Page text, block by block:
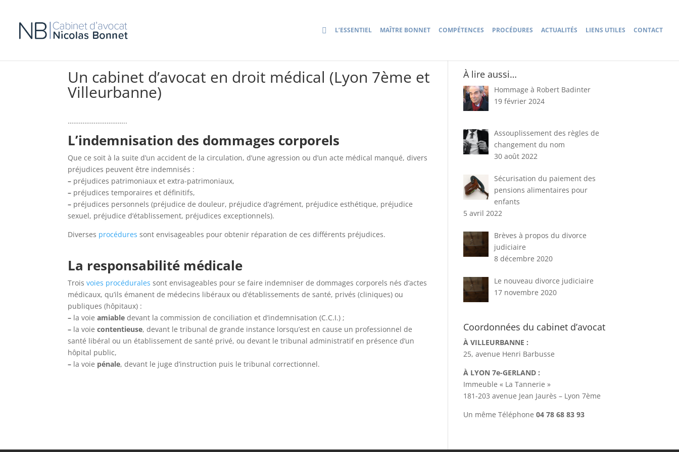
L’ESSENTIEL MAÎTRE BONNET COMPÉTENCES PROCÉDURES ACTUALITÉS LIENS UTILES CONTACT
Un cabinet d’avocat en droit médical (Lyon 7ème et
Villeurbanne)
…………………………..
L’indemnisation des dommages corporels
Que ce soit à la suite d’un accident de la circulation, d’une agression ou d’un acte médical manqué, divers
préjudices peuvent être indemnisés :
– préjudices patrimoniaux et extra-patrimoniaux,
– préjudices temporaires et définitifs,
– préjudices personnels (préjudice de douleur, préjudice d’agrément, préjudice esthétique, préjudice
sexuel, préjudice d’établissement, préjudices exceptionnels).
Diverses procédures sont envisageables pour obtenir réparation de ces différents préjudices.
La responsabilité médicale
Troisvoies procéduralessont envisageables pour se faire indemniser de dommages corporels nés d’actes
médicaux, qu’ils émanent de médecins libéraux ou d’établissements de santé, privés (cliniques) ou
publiques (hôpitaux) :
– la voieamiable devant la commission de conciliation et d’indemnisation (C.C.I.) ;
– la voiecontentieuse, devant le tribunal de grande instance lorsqu’est en cause un professionnel de
santé libéral ou un établissement de santé privé, ou devant le tribunal administratif en présence d’un
hôpital public,
– la voie pénale, devant le juge d’instruction puis le tribunal correctionnel.
À lire aussi…
Hommage à Robert Badinter
19 février 2024
Assouplissement des règles de
changement du nom
30 août 2022
Sécurisation du paiement des
pensions alimentaires pour
enfants
5 avril 2022
Brèves à propos du divorce
judiciaire
8 décembre 2020
Le nouveau divorce judiciaire
17 novembre 2020
Coordonnées du cabinet d’avocat
À VILLEURBANNE :
25, avenue Henri Barbusse
À LYON 7e-GERLAND :
Immeuble « La Tannerie »
181-203 avenue Jean Jaurès – Lyon 7ème
Un même Téléphone04 78 68 83 93